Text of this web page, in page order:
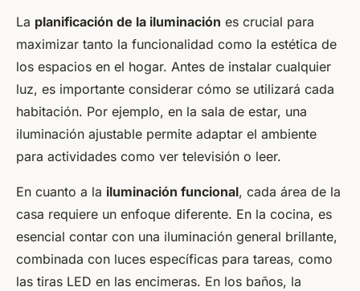
La planificación de la iluminación es crucial para
maximizar tanto la funcionalidad como la estética de
los espacios en el hogar. Antes de instalar cualquier
luz, es importante considerar cómo se utilizará cada
habitación. Por ejemplo, en la sala de estar, una
iluminación ajustable permite adaptar el ambiente
para actividades como ver televisión o leer.
En cuanto a la iluminación funcional, cada área de la
casa requiere un enfoque diferente. En la cocina, es
esencial contar con una iluminación general brillante,
combinada con luces específicas para tareas, como
las tiras LED en las encimeras. En los baños, la